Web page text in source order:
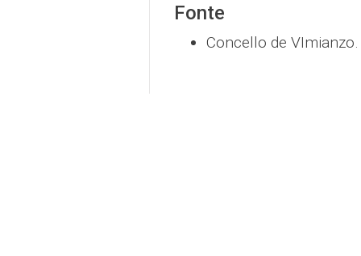
Fonte
Concello de VImianzo.